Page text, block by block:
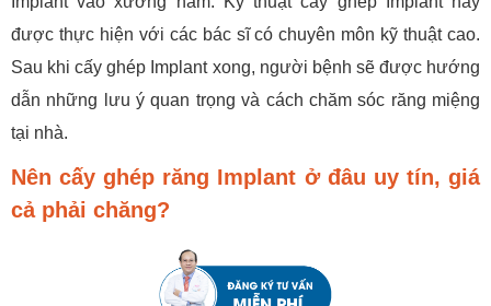
được thực hiện với các bác sĩ có chuyên môn kỹ thuật cao.
Sau khi cấy ghép Implant xong, người bệnh sẽ được hướng
dẫn những lưu ý quan trọng và cách chăm sóc răng miệng
tại nhà.
Nên cấy ghép răng Implant ở đâu uy tín, giá
cả phải chăng?